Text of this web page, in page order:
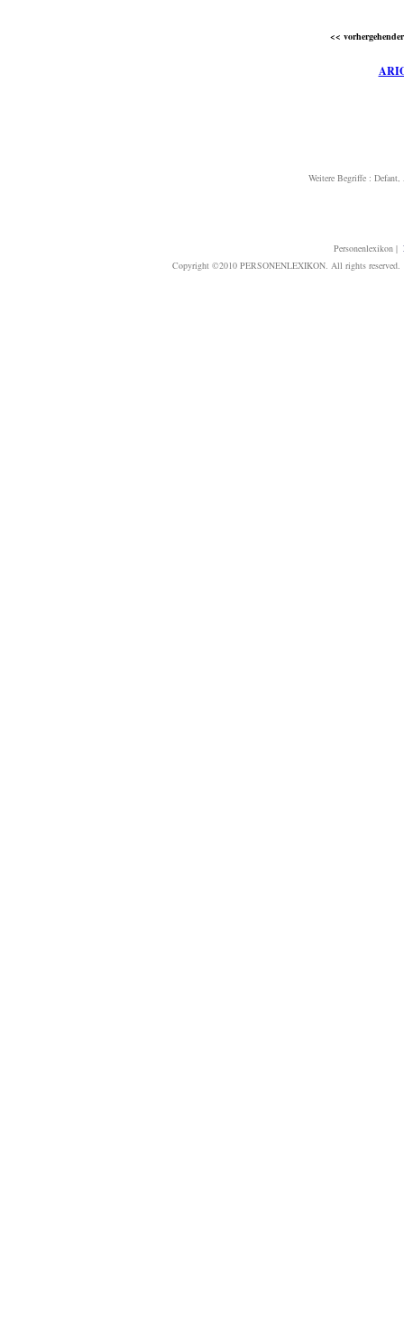
<<
Weitere Begriffe : Defant,
Personenlexikon|
Copyright ©2010 PERSONENLEXIKON. All rights